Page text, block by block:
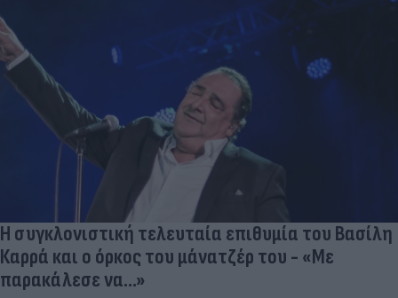
Η συγκλονιστική τελευταία επιθυμία του Βασίλη
Καρρά και ο όρκος του μάνατζέρ του - «Με
παρακάλεσε να...»